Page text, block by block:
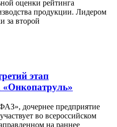
оценки рейтинга
продукции. Лидером
за второй
этап
«Онкопатруль»
дочернее предприятие
во всероссийском
на раннее